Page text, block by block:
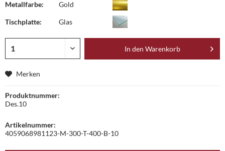
Metallfarbe: Gold
Tischplatte: Glas
In den Warenkorb
Merken
Produktnummer:
Des.10
Artikelnummer:
4059068981123-M-300-T-400-B-10